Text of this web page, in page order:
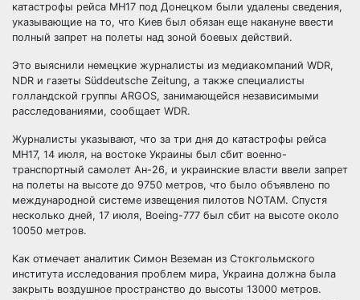
катастрофы рейса MH17 под Донецком были удалены сведения,
указывающие на то, что Киев был обязан еще накануне ввести
полный запрет на полеты над зоной боевых действий.
Это выяснили немецкие журналисты из медиакомпаний WDR,
NDR и газеты Süddeutsche Zeitung, а также специалисты
голландской группы ARGOS, занимающейся независимыми
расследованиями, сообщает WDR.
Журналисты указывают, что за три дня до катастрофы рейса
MH17, 14 июля, на востоке Украины был сбит военно-
транспортный самолет Ан-26, и украинские власти ввели запрет
на полеты на высоте до 9750 метров, что было объявлено по
международной системе извещения пилотов NOTAM. Спустя
несколько дней, 17 июля, Boeing-777 был сбит на высоте около
10050 метров.
Как отмечает аналитик Симон Веземан из Стокгольмского
института исследования проблем мира, Украина должна была
закрыть воздушное пространство до высоты 13000 метров.